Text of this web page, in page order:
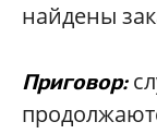
найдены
Приговор: